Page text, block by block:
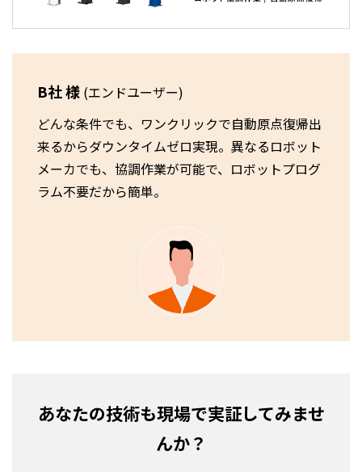
B社 様 (エンドユーザー)
どんな条件でも、ワンクリックで自動原点復帰出
来るからダウンタイムゼロ実現。異なるロボット
メーカでも、協調作業が可能で、ロボットプログ
ラム不要だから簡単。
あなたの技術も現場で実証してみませ
んか？